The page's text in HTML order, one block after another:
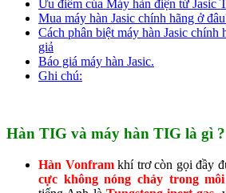
Ưu điểm của Máy hàn điện tử Jasic
Mua máy hàn Jasic chính hãng ở
Cách phân biệt máy hàn Jasic chính
giả
Báo giá máy hàn Jasic.
Ghi chú:
Hàn TIG và máy hàn TIG là gì ?
Hàn Vonframkhí trơ còn gọi đầy
cực không nóng chảy trong